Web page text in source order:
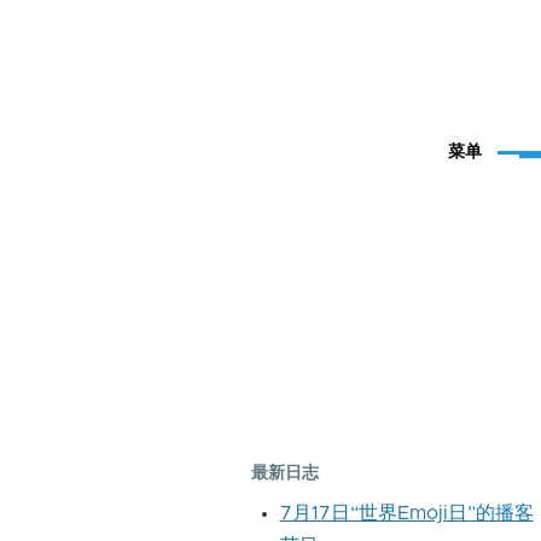
菜单
最新日志
7月17日“世界Emoji日”的播客